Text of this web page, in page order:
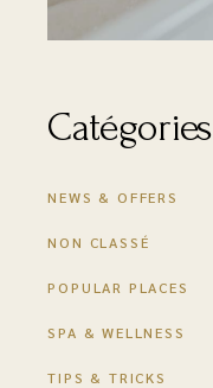
Catégories
NEWS & OFFERS
NON CLASSÉ
POPULAR PLACES
SPA & WELLNESS
TIPS & TRICKS